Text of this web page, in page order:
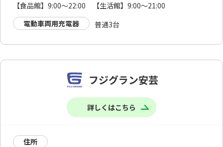
【食品館】9:00～22:00 【生活館】9:00～21:00
電動車両用充電器
普通3台
フジグラン安芸
詳しくはこちら
住所